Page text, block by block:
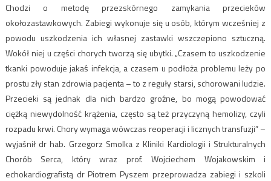
Chodzi o metodę przezskórnego zamykania przecieków
okołozastawkowych. Zabiegi wykonuje się u osób, którym wcześniej z
powodu uszkodzenia ich własnej zastawki wszczepiono sztuczną.
Wokół niej u części chorych tworzą się ubytki. „Czasem to uszkodzenie
tkanki powoduje jakaś infekcja, a czasem u podłoża problemu leży po
prostu zły stan zdrowia pacjenta – to z reguły starsi, schorowani ludzie.
Przecieki są jednak dla nich bardzo groźne, bo mogą powodować
ciężką niewydolność krążenia, często są też przyczyną hemolizy, czyli
rozpadu krwi. Chory wymaga wówczas reoperacji i licznych transfuzji” –
wyjaśnił dr hab. Grzegorz Smolka z Kliniki Kardiologii i Strukturalnych
Chorób Serca, który wraz prof. Wojciechem Wojakowskim i
echokardiografistą dr Piotrem Pyszem przeprowadza zabiegi i szkoli